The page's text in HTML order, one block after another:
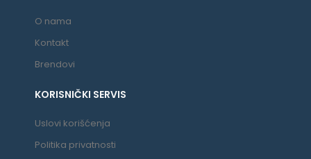
O nama
Kontakt
Brendovi
KORISNIČKI SERVIS
Uslovi korišćenja
Politika privatnosti